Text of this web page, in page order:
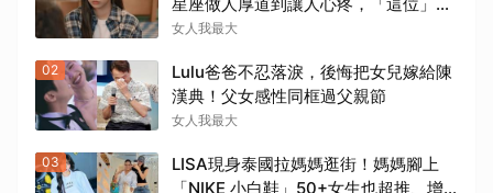
感細膩搞得自己不斷內耗
女人我最大
02
Lulu爸爸不忍落淚，後悔把女兒嫁給陳
漢典！父女感性同框過父親節
女人我最大
03
LISA現身泰國拉媽媽逛街！媽媽腳上
「NIKE 小白鞋」50+女生也超推、增